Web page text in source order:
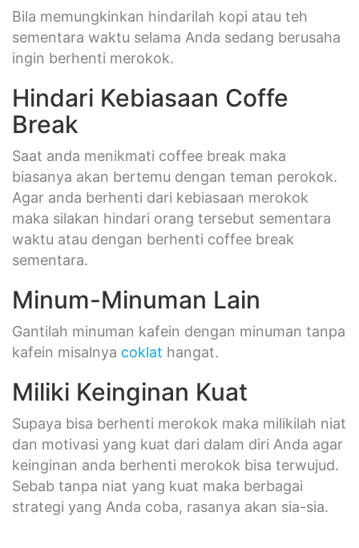
Bila memungkinkan hindarilah kopi atau teh
sementara waktu selama Anda sedang berusaha
ingin berhenti merokok.
Hindari Kebiasaan Coffe
Break
Saat anda menikmati coffee break maka
biasanya akan bertemu dengan teman perokok.
Agar anda berhenti dari kebiasaan merokok
maka silakan hindari orang tersebut sementara
waktu atau dengan berhenti coffee break
sementara.
Minum-Minuman Lain
Gantilah minuman kafein dengan minuman tanpa
kafein misalnya coklat hangat.
Miliki Keinginan Kuat
Supaya bisa berhenti merokok maka milikilah niat
dan motivasi yang kuat dari dalam diri Anda agar
keinginan anda berhenti merokok bisa terwujud.
Sebab tanpa niat yang kuat maka berbagai
strategi yang Anda coba, rasanya akan sia-sia.